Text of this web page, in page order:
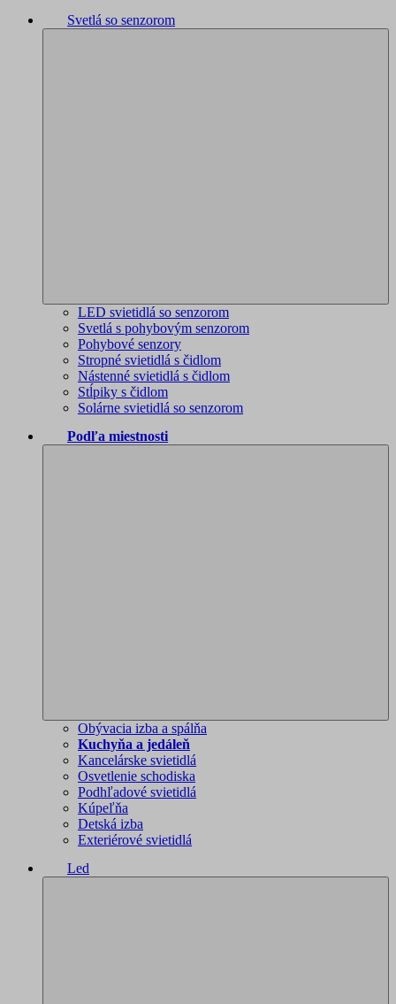
Svetlá so senzorom
LED svietidlá so senzorom
Svetlá s pohybovým senzorom
Pohybové senzory
Stropné svietidlá s čidlom
Nástenné svietidlá s čidlom
Stĺpiky s čidlom
Solárne svietidlá so senzorom
Podľa miestnosti
Obývacia izba a spálňa
Kuchyňa a jedáleň
Kancelárske svietidlá
Osvetlenie schodiska
Podhľadové svietidlá
Kúpeľňa
Detská izba
Exteriérové svietidlá
Led